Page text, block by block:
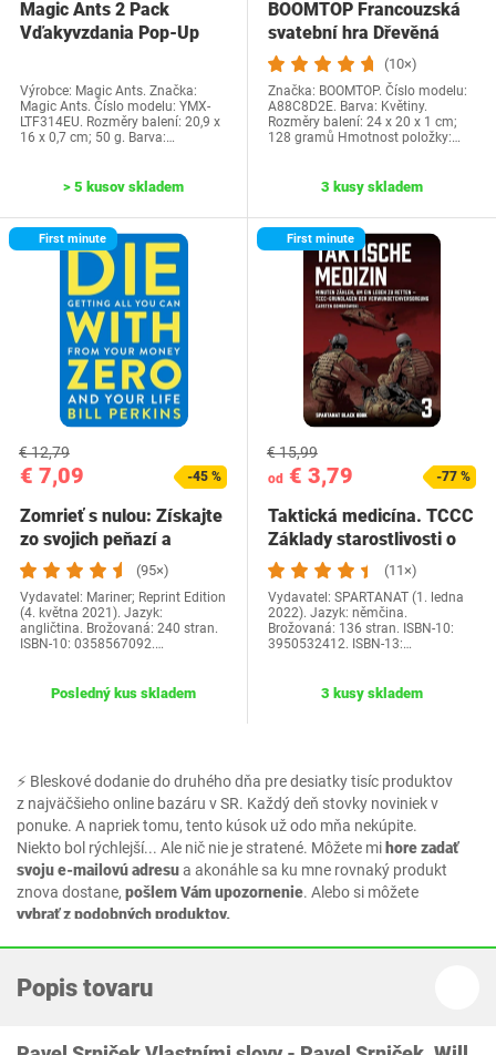
⚡ Bleskové dodanie do druhého dňa pre desiatky tisíc produktov
z najväčšieho online bazáru v SR. Každý deň stovky noviniek v
ponuke. A napriek tomu, tento kúsok už odo mňa nekúpite.
Niekto bol rýchlejší... Ale nič nie je stratené. Môžete mi hore zadať
svoju e-mailovú adresua akonáhle sa ku mne rovnaký produkt
znova dostane, pošlem Vám upozornenie. Alebo si môžete
vybrať z podobných produktov.
Magic Ants 2 Pack
Vďakyvzdania Pop-Up
Výrobce: Magic Ants. Značka:
Magic Ants. Číslo modelu: YMX-
LTF314EU. Rozměry balení: 20,9 x
16 x 0,7 cm; 50 g. Barva:…
> 5 kusov skladem
BOOMTOP Francouzská
svatební hra Dřevěná
cedulka a kvízové…
(10×)
Značka: BOOMTOP. Číslo modelu:
A88C8D2E. Barva: Květiny.
Rozměry balení: 24 x 20 x 1 cm;
128 gramů Hmotnost položky:…
3 kusy skladem
First minute
€ 7,09
€ 12,79
-45 %
Zomrieť s nulou: Získajte
zo svojich peňazí a
života…
(95×)
Vydavatel: Mariner; Reprint Edition
(4. května 2021). Jazyk:
angličtina. Brožovaná: 240 stran.
ISBN-10: 0358567092.…
Posledný kus skladem
First minute
od € 3,79
€ 15,99
-77 %
Taktická medicína. TCCC
Základy starostlivosti o
zranených…
(11×)
Vydavatel: SPARTANAT (1. ledna
2022). Jazyk: němčina.
Brožovaná: 136 stran. ISBN-10:
3950532412. ISBN-13:…
3 kusy skladem
Popis tovaru